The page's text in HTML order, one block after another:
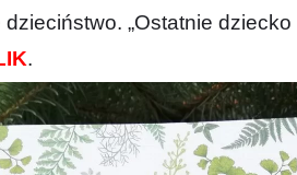
„Ostatnie
.